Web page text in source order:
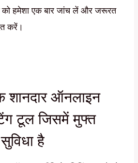
हमेशा एक बार जांच लें और जरूरत
करें।
शानदार ऑनलाइन
टूल जिसमें मुफ्त
है